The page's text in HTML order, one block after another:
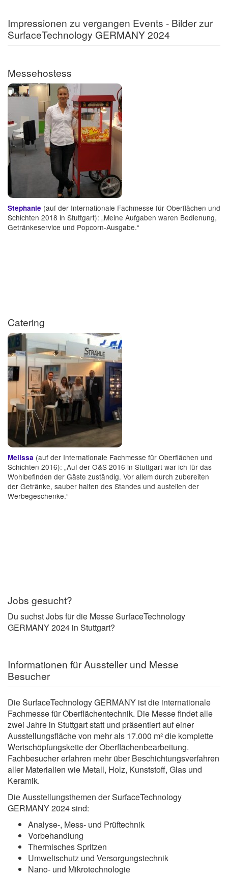
Impressionen zu vergangen Events - Bilder zur
SurfaceTechnology GERMANY 2024
Messehostess
Stephanie (auf der Internationale Fachmesse für Oberflächen und
Schichten 2018 in Stuttgart): „Meine Aufgaben waren Bedienung,
Getränkeservice und Popcorn-Ausgabe.“
Catering
Melissa (auf der Internationale Fachmesse für Oberflächen und
Schichten 2016): „Auf der O&S 2016 in Stuttgart war ich für das
Wohlbefinden der Gäste zuständig. Vor allem durch zubereiten
der Getränke, sauber halten des Standes und austeilen der
Werbegeschenke.“
Jobs gesucht?
Du suchst Jobs für die Messe SurfaceTechnology
GERMANY 2024 in Stuttgart?
Informationen für Aussteller und Messe
Besucher
Die SurfaceTechnology GERMANY ist die internationale
Fachmesse für Oberflächentechnik. Die Messe findet alle
zwei Jahre in Stuttgart statt und präsentiert auf einer
Ausstellungsfläche von mehr als 17.000 m² die komplette
Wertschöpfungskette der Oberflächenbearbeitung.
Fachbesucher erfahren mehr über Beschichtungsverfahren
aller Materialien wie Metall, Holz, Kunststoff, Glas und
Keramik.
Die Ausstellungsthemen der SurfaceTechnology
GERMANY 2024 sind:
Analyse-, Mess- und Prüftechnik
Vorbehandlung
Thermisches Spritzen
Umweltschutz und Versorgungstechnik
Nano- und Mikrotechnologie